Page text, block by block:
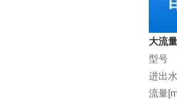
大流
型号
进出
流量